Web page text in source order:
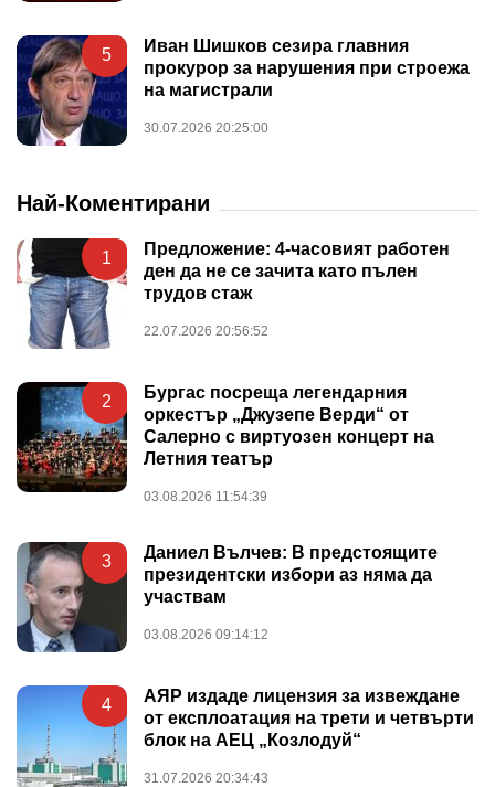
5
Иван Шишков сезира главния
прокурор за нарушения при строежа
на магистрали
30.07.2026 20:25:00
Най-Коментирани
1
Предложение: 4-часовият работен
ден да не се зачита като пълен
трудов стаж
22.07.2026 20:56:52
2
Бургас посреща легендарния
оркестър „Джузепе Верди“ от
Салерно с виртуозен концерт на
Летния театър
03.08.2026 11:54:39
3
Даниел Вълчев: В предстоящите
президентски избори аз няма да
участвам
03.08.2026 09:14:12
4
АЯР издаде лицензия за извеждане
от експлоатация на трети и четвърти
блок на АЕЦ „Козлодуй“
31.07.2026 20:34:43